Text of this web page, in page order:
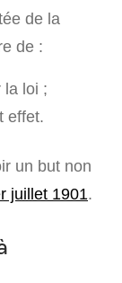
de la
de :
la loi ;
effet.
un but non
juillet 1901.